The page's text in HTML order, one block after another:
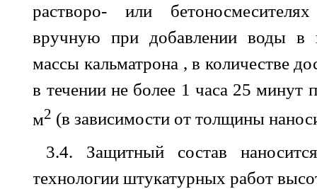
растворо-или бетоносмесителях
вручную при добавлении воды в
массы кальматрона ,в количестве
в течении не более 1 часа 25минут
м2 (в зависимости от толщины
3.4. Защитный состав
технологии штукатурных работ